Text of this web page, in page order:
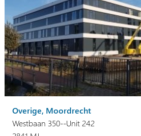
Overige, Moordrecht
Westbaan 350--Unit 242